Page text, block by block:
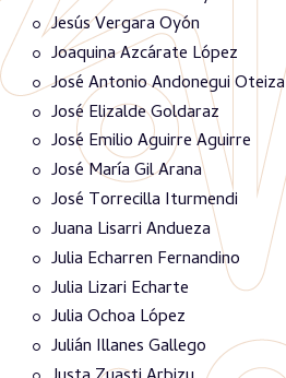
Jesús Vergara Oyón
Joaquina Azcárate López
José Antonio Andonegui Oteiza
José Elizalde Goldaraz
José Emilio Aguirre Aguirre
José María Gil Arana
José Torrecilla Iturmendi
Juana Lisarri Andueza
Julia Echarren Fernandino
Julia Lizari Echarte
Julia Ochoa López
Julián Illanes Gallego